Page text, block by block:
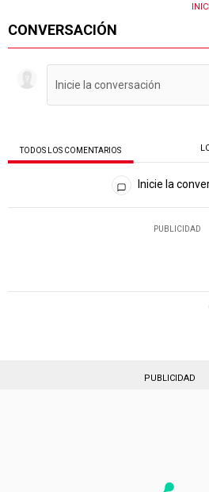
CONVERSACIÓN
TODOS LOS COMENTARIOS
Todos los comentarios
Inicie la
PUBLICIDAD
PUBLICIDAD